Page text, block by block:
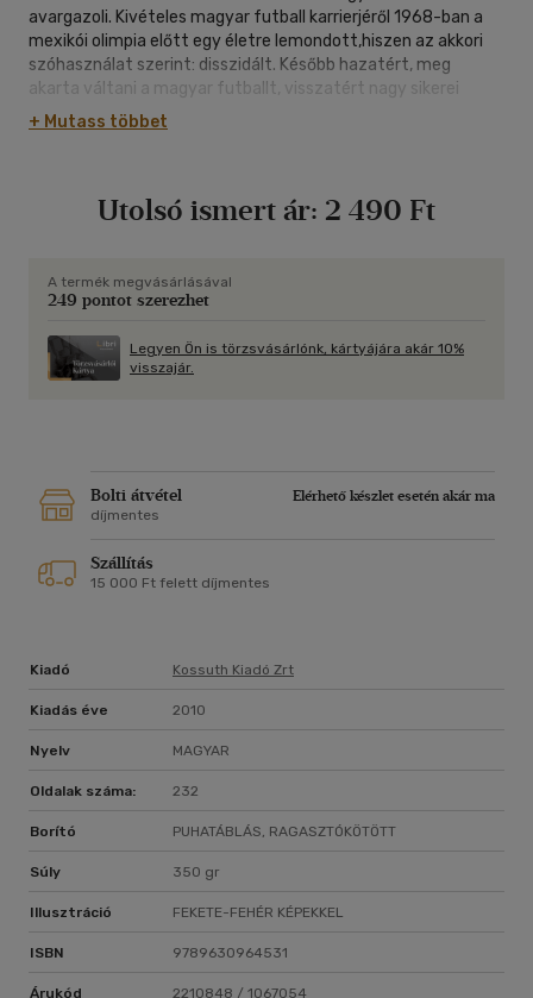
avargazoli. Kivételes magyar futball karrierjéről 1968-ban a
mexikói olimpia előtt egy életre lemondott,hiszen az akkori
szóhasználat szerint: disszidált. Később hazatért, meg
akarta váltani a magyar futballt, visszatért nagy sikerei
színhelyére az Üllői útra is, de sem ott, sem későbbi klubjainál
nem tudott megbirkózni az itthoni közeggel.
+ Mutass többet
Utolsó ismert ár: 2 490 Ft
A termék megvásárlásával
249 pontot szerezhet
Legyen Ön is törzsvásárlónk, kártyájára akár 10%
visszajár.
Bolti átvétel
Elérhető készlet esetén akár ma
díjmentes
Szállítás
15 000 Ft felett díjmentes
Kiadó Kossuth Kiadó Zrt
Kiadás éve 2010
Nyelv MAGYAR
Oldalak száma: 232
Borító PUHATÁBLÁS, RAGASZTÓKÖTÖTT
Súly 350 gr
Illusztráció FEKETE-FEHÉR KÉPEKKEL
ISBN 9789630964531
Árukód 2210848 / 1067054